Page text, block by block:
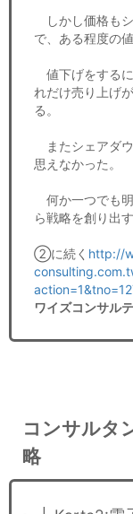
しかし価格も
で、ある程度の
値下げをする
れだけ売り上げ
る。
またシェアダ
思えなかった。
何か一つでも
ら戦略を創り出
②に続く http://
ワイズコンサル
コンサルタ
略